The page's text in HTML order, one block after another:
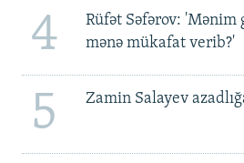
4
Rüfət Səfərov: 'Mənim
mənə mükafat verib?'
5 Zamin Salayev